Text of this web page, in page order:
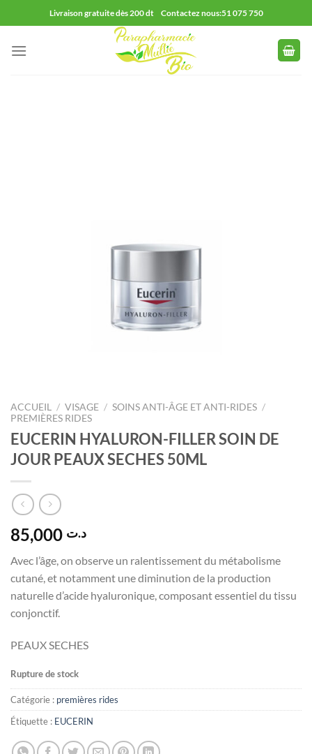
au
contenu
Livraison gratuite dès 200 dt Contactez nous:51 075 750
ACCUEIL / VISAGE / SOINS ANTI-ÂGE ET ANTI-RIDES /
PREMIÈRES RIDES
EUCERIN HYALURON-FILLER SOIN DE
JOUR PEAUX SECHES 50ML
د.ت
Avec l’âge, on observe un ralentissement du métabolisme
cutané, et notamment une diminution de la production
naturelle d’acide hyaluronique, composant essentiel du tissu
conjonctif.
PEAUX SECHES
Rupture de stock
Catégorie : premières rides
Étiquette : EUCERIN